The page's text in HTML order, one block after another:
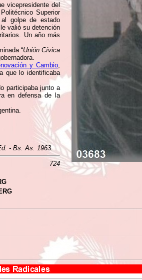
vicepresidente del
Superior
golpe de estado
le valió su detención
Un año más
“Unión Cívica
y Cambio,
que lo identificaba
participaba junto a
en defensa de la
- Bs. As. 1963.
724